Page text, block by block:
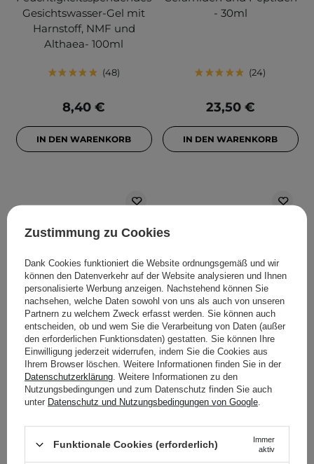
Gesichtswasser-Gel mit
Harnstoff, NMF und
Althaea- 100ml
48
8,40 €
IN DEN WARENKORB
- 30ml
24
23,50 €
IN DEN WARENKORB
Lynia - Gesichtswasser -
Gel mit AHA- und BHA-
Säuren - 100ml
1
IN DEN WARENKORB
Lynia - Pro - Ampulle mit
15% Vitamin C - 5ml
IN DEN WARENKORB
Zustimmung zu Cookies
Dank Cookies funktioniert die Website ordnungsgemäß und wir
können den Datenverkehr auf der Website analysieren und Ihnen
personalisierte Werbung anzeigen. Nachstehend können Sie
nachsehen, welche Daten sowohl von uns als auch von unseren
Partnern zu welchem Zweck erfasst werden. Sie können auch
entscheiden, ob und wem Sie die Verarbeitung von Daten (außer
den erforderlichen Funktionsdaten) gestatten. Sie können Ihre
Einwilligung jederzeit widerrufen, indem Sie die Cookies aus
Ihrem Browser löschen. Weitere Informationen finden Sie in der
Datenschutzerklärung . Weitere Informationen zu den
Nutzungsbedingungen und zum Datenschutz finden Sie auch
unter Datenschutz und Nutzungsbedingungen von Google
Funktionale Cookies (erforderlich)
Immer
aktiv